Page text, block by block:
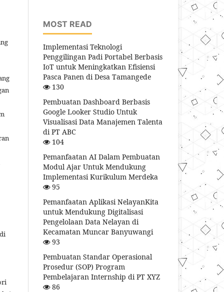
MOST READ
Implementasi Teknologi
Penggilingan Padi Portabel Berbasis
IoT untuk Meningkatkan Efisiensi
Pasca Panen di Desa Tamangede
130
Pembuatan Dashboard Berbasis
Google Looker Studio Untuk
Visualisasi Data Manajemen Talenta
di PT ABC
104
Pemanfaatan AI Dalam Pembuatan
Modul Ajar Untuk Mendukung
Implementasi Kurikulum Merdeka
95
Pemanfaatan Aplikasi NelayanKita
untuk Mendukung Digitalisasi
Pengelolaan Data Nelayan di
Kecamatan Muncar Banyuwangi
93
Pembuatan Standar Operasional
Prosedur (SOP) Program
Pembelajaran Internship di PT XYZ
86